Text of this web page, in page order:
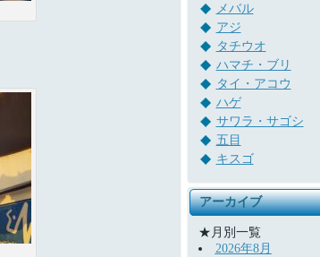
メバル
アジ
タチウオ
ハマチ・ブリ
タイ・アコウ
ハゲ
サワラ・サゴシ
五目
キスゴ
アーカイブ
★月別一覧
2026年8月